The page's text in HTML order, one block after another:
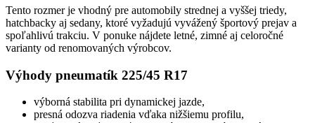
Tento rozmer je vhodný pre automobily strednej a vyššej triedy,
hatchbacky aj sedany, ktoré vyžadujú vyvážený športový prejav a
spoľahlivú trakciu. V ponuke nájdete letné, zimné aj celoročné
varianty od renomovaných výrobcov.
Výhody pneumatík 225/45 R17
výborná stabilita pri dynamickej jazde,
presná odozva riadenia vďaka nižšiemu profilu,